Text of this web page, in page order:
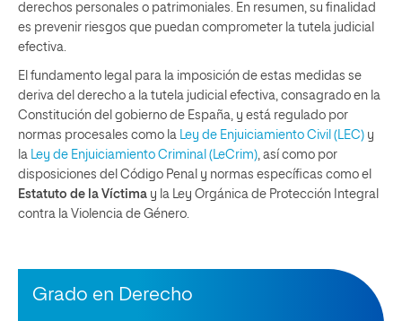
derechos personales o patrimoniales. En resumen, su finalidad
es prevenir riesgos que puedan comprometer la tutela judicial
efectiva.
El fundamento legal para la imposición de estas medidas se
deriva del derecho a la tutela judicial efectiva, consagrado en la
Constitución del gobierno de España, y está regulado por
normas procesales como la
Ley de Enjuiciamiento Civil (LEC) y
la
Ley de Enjuiciamiento Criminal (LeCrim) , así como por
disposiciones del Código Penal y normas específicas como el
Estatuto de la Víctima y la Ley Orgánica de Protección Integral
contra la Violencia de Género.
Grado en Derecho